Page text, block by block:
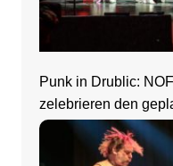
Punk in Drublic:
zelebrieren den